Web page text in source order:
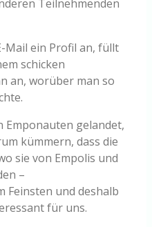
Teilnehmenden
Mail ein Profil an, füllt
schicken
an, worüber man so
Emponauten gelandet,
kümmern, dass die
sie von Empolis und
–
Feinsten und deshalb
für uns.